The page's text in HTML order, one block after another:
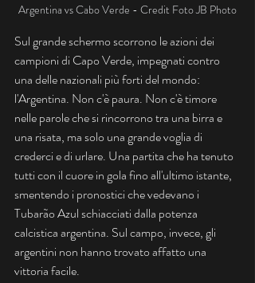
Argentina vs Cabo Verde - Credit Foto JB Photo
Sul grande schermo scorrono le azioni dei
campioni di Capo Verde, impegnati contro
una delle nazionali più forti del mondo:
l'Argentina. Non c'è paura. Non c'è timore
nelle parole che si rincorrono tra una birra e
una risata, ma solo una grande voglia di
crederci e di urlare. Una partita che ha tenuto
tutti con il cuore in gola fino all'ultimo istante,
smentendo i pronostici che vedevano i
Tubarão Azul schiacciati dalla potenza
calcistica argentina. Sul campo, invece, gli
argentini non hanno trovato affatto una
vittoria facile.